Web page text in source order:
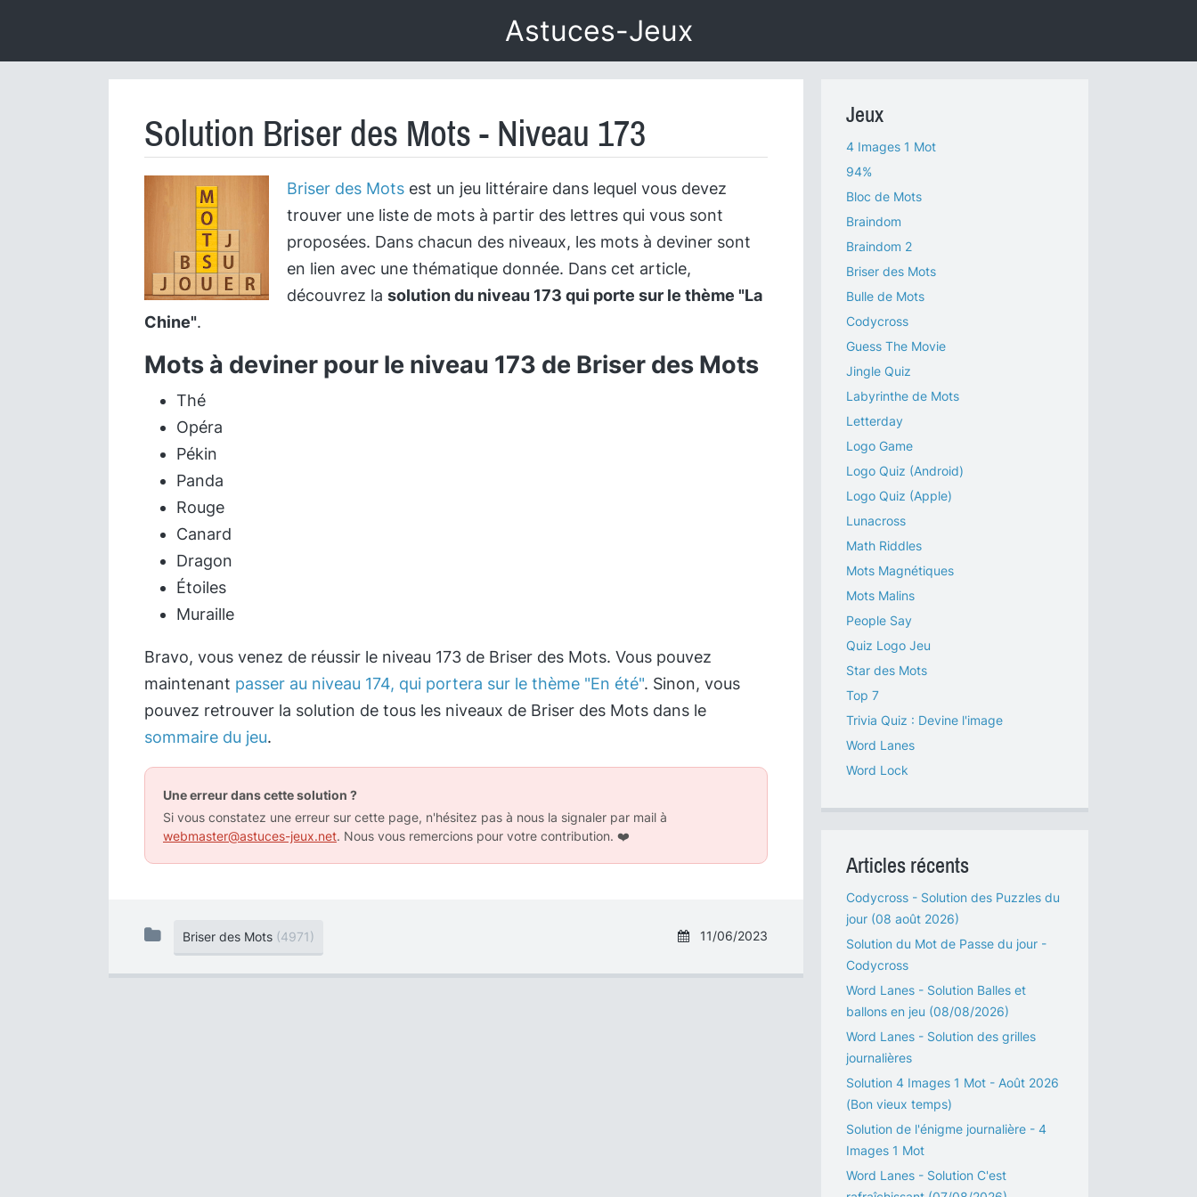
Astuces-Jeux
Solution Briser des Mots - Niveau 173
Briser des Mots est un jeu littéraire dans lequel vous devez
trouver une liste de mots à partir des lettres qui vous sont
proposées. Dans chacun des niveaux, les mots à deviner sont
en lien avec une thématique donnée. Dans cet article,
découvrez la solution du niveau 173 qui porte sur le thème "La
Chine".
Mots à deviner pour le niveau 173 de Briser des Mots
Thé
Opéra
Pékin
Panda
Rouge
Canard
Dragon
Étoiles
Muraille
Bravo, vous venez de réussir le niveau 173 de Briser des Mots. Vous pouvez
maintenant passer au niveau 174, qui portera sur le thème "En été". Sinon, vous
pouvez retrouver la solution de tous les niveaux de Briser des Mots dans le
sommaire du jeu.
Une erreur dans cette solution ?
Si vous constatez une erreur sur cette page, n'hésitez pas à nous la signaler par mail à
webmaster@astuces-jeux.net. Nous vous remercions pour votre contribution. ❤️
11/06/2023
Briser des Mots (4971)
Jeux
4 Images 1 Mot
94%
Bloc de Mots
Braindom
Braindom 2
Briser des Mots
Bulle de Mots
Codycross
Guess The Movie
Jingle Quiz
Labyrinthe de Mots
Letterday
Logo Game
Logo Quiz (Android)
Logo Quiz (Apple)
Lunacross
Math Riddles
Mots Magnétiques
Mots Malins
People Say
Quiz Logo Jeu
Star des Mots
Top 7
Trivia Quiz : Devine l'image
Word Lanes
Word Lock
Articles récents
Codycross - Solution des Puzzles du
jour (08 août 2026)
Solution du Mot de Passe du jour -
Codycross
Word Lanes - Solution Balles et
ballons en jeu (08/08/2026)
Word Lanes - Solution des grilles
journalières
Solution 4 Images 1 Mot - Août 2026
(Bon vieux temps)
Solution de l'énigme journalière - 4
Images 1 Mot
Word Lanes - Solution C'est